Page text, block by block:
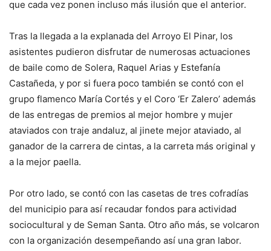
que cada vez ponen incluso más ilusión que el anterior.
Tras la llegada a la explanada del Arroyo El Pinar, los
asistentes pudieron disfrutar de numerosas actuaciones
de baile como de Solera, Raquel Arias y Estefanía
Castañeda, y por si fuera poco también se contó con el
grupo flamenco María Cortés y el Coro ‘Er Zalero’ además
de las entregas de premios al mejor hombre y mujer
ataviados con traje andaluz, al jinete mejor ataviado, al
ganador de la carrera de cintas, a la carreta más original y
a la mejor paella.
Por otro lado, se contó con las casetas de tres cofradías
del municipio para así recaudar fondos para actividad
sociocultural y de Seman Santa. Otro año más, se volcaron
con la organización desempeñando así una gran labor.